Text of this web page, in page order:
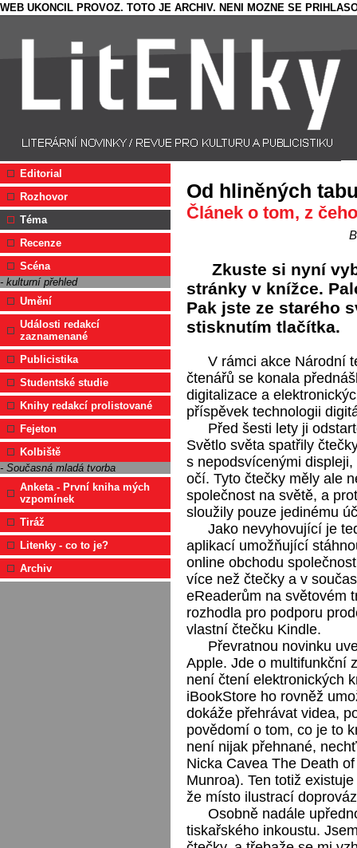
WEB UKONCIL PROVOZ. TOTO JE ARCHIV. NENI MOZNE SE
Editorial
Rozhovor
Téma
Recenze
Scéna
- kulturní přehled
Umění
Události redakcí
zaznamenané
Publicistika
Studentské studie
Knihy redakcí prolistované
Fejeton
Kolbiště
- Současná mladá tvorba
Anketa - První kniha mých
vzpomínek
Tiráž
Litenky - co to je?
Archiv
Od hliněných
Článek o tom, z
Zkuste si nyní
stránky v knížce.
Pak jste ze starého
stisknutím tlačítka.
V rámci akce Národní
čtenářů se konala
digitalizace a
příspěvek technologii
Před šesti lety ji
Světlo světa spatřily
s nepodsvícenými
očí. Tyto čtečky měly ale
společnost na světě, a
sloužily pouze jedinému
Jako nevyhovující je
aplikací umožňující
online obchodu
více než čtečky a v
eReaderům na světovém
rozhodla pro podporu
vlastní čtečku Kindle.
Převratnou novinku
Apple. Jde o multifunkční
není čtení elektronických
iBookStore ho rovněž
dokáže přehrávat videa,
povědomí o tom, co je to
není nijak přehnané,
Nicka Cavea The Death
Munroa). Ten totiž
že místo ilustrací
Osobně nadále
tiskařského inkoustu.